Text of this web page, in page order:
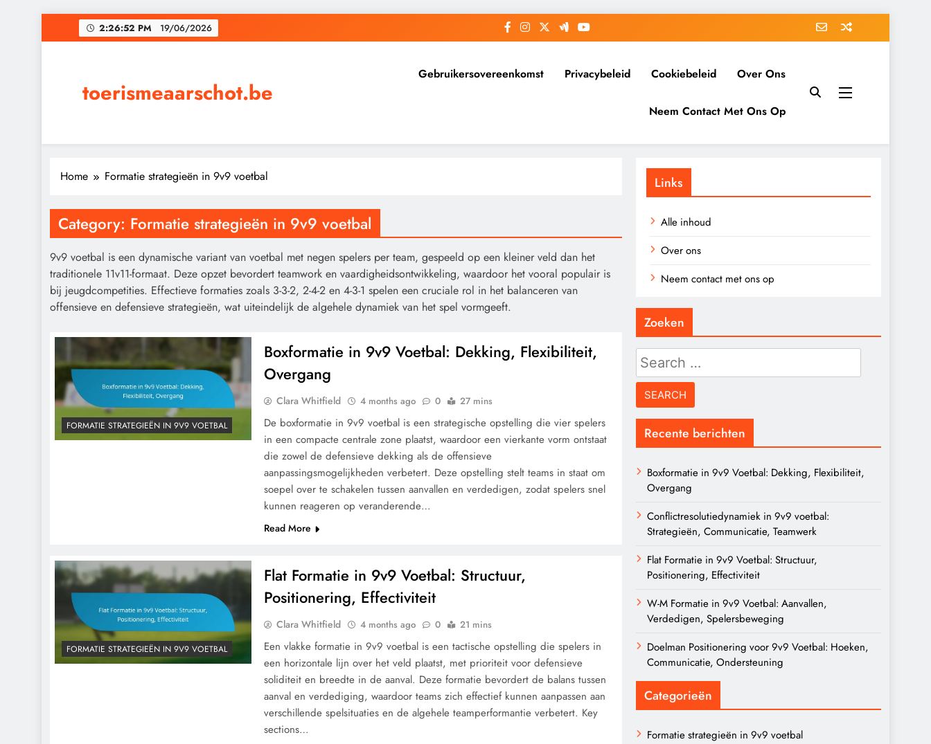
to
2:26:53 PM 19/06/2026
toerismeaarschot.be
Gebruikersovereenkomst Privacybeleid Cookiebeleid Over Ons
Neem Contact Met Ons Op
Home Formatie strategieën in 9v9 voetbal
Category: Formatie strategieën in 9v9 voetbal
9v9 voetbal is een dynamische variant van voetbal met negen spelers per team, gespeeld op een kleiner veld dan het
traditionele 11v11-formaat. Deze opzet bevordert teamwork en vaardigheidsontwikkeling, waardoor het vooral populair is
bij jeugdcompetities. Effectieve formaties zoals 3-3-2, 2-4-2 en 4-3-1 spelen een cruciale rol in het balanceren van
offensieve en defensieve strategieën, wat uiteindelijk de algehele dynamiek van het spel vormgeeft.
FORMATIE STRATEGIEËN IN 9V9 VOETBAL
Boxformatie in 9v9 Voetbal: Dekking, Flexibiliteit,
Overgang
Clara Whitfield 4 months ago 0 27 mins
De boxformatie in 9v9 voetbal is een strategische opstelling die vier spelers
in een compacte centrale zone plaatst, waardoor een vierkante vorm ontstaat
die zowel de defensieve dekking als de offensieve
aanpassingsmogelijkheden verbetert. Deze opstelling stelt teams in staat om
soepel over te schakelen tussen aanvallen en verdedigen, zodat spelers snel
kunnen reageren op veranderende…
Read More
FORMATIE STRATEGIEËN IN 9V9 VOETBAL
Flat Formatie in 9v9 Voetbal: Structuur,
Positionering, Effectiviteit
Clara Whitfield 4 months ago 0 21 mins
Een vlakke formatie in 9v9 voetbal is een tactische opstelling die spelers in
een horizontale lijn over het veld plaatst, met prioriteit voor defensieve
soliditeit en breedte in de aanval. Deze formatie bevordert de balans tussen
aanval en verdediging, waardoor teams zich effectief kunnen aanpassen aan
verschillende spelsituaties en de algehele teamperformantie verbetert. Key
sections…
Links
Alle inhoud
Over ons
Neem contact met ons op
Zoeken
Search
for:
Recente berichten
Boxformatie in 9v9 Voetbal: Dekking, Flexibiliteit,
Overgang
Conflictresolutiedynamiek in 9v9 voetbal:
Strategieën, Communicatie, Teamwerk
Flat Formatie in 9v9 Voetbal: Structuur,
Positionering, Effectiviteit
W-M Formatie in 9v9 Voetbal: Aanvallen,
Verdedigen, Spelersbeweging
Doelman Positionering voor 9v9 Voetbal: Hoeken,
Communicatie, Ondersteuning
Categorieën
Formatie strategieën in 9v9 voetbal